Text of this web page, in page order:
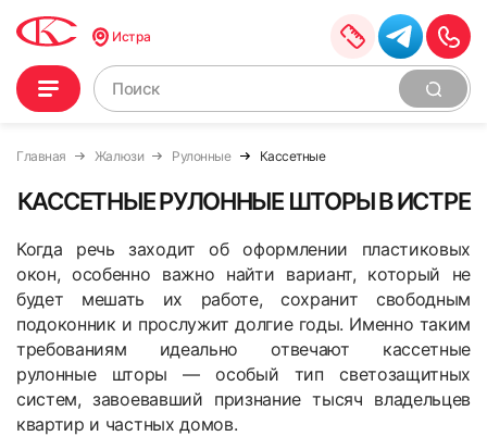
Истра
Главная Жалюзи Рулонные Кассетные
КАССЕТНЫЕ РУЛОННЫЕ ШТОРЫ В ИСТРЕ
Когда речь заходит об оформлении пластиковых
окон, особенно важно найти вариант, который не
будет мешать их работе, сохранит свободным
подоконник и прослужит долгие годы. Именно таким
требованиям идеально отвечают кассетные
рулонные шторы — особый тип светозащитных
систем, завоевавший признание тысяч владельцев
квартир и частных домов.